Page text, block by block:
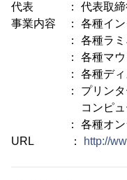
代表 ： 代表取締
事業内容 ： 各種イン
： 各種ラミネー
： 各種マウン
： 各種ディス
： プリンター、
コンピュータ
： 各種オンラ
URL ：
http://